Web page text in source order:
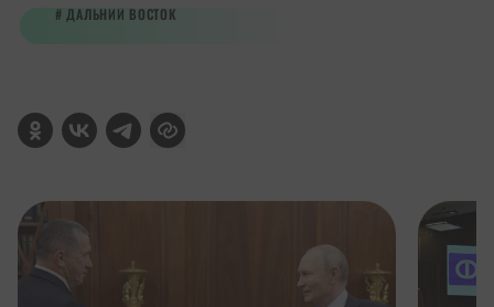
ДАЛЬНИЙ ВОСТОК